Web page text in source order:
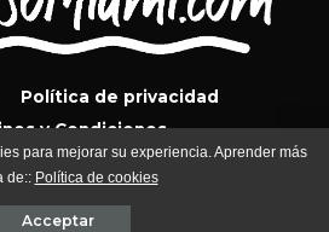
Política de privacidad
y Condiciones
2024
para mejorar su experiencia. Aprender más
de:: Política de cookies
Acceptar